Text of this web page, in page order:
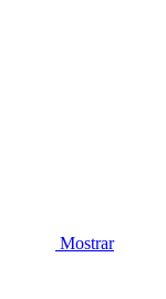
Mostrar